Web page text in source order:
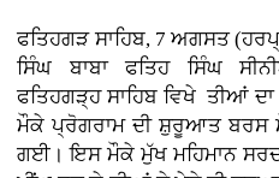
ਫਤਿਹਗੜ ਸਾਹਿਬ, 7 ਅਗਸਤ
ਸਿੰਘ ਬਾਬਾ ਫਤਿਹ ਸਿੰਘ
ਫਤਿਹਗੜ੍ਹ ਸਾਹਿਬ ਵਿਖੇ ਤੀਆਂ
ਮੌਕੇ ਪ੍ਰੋਗਰਾਮ ਦੀ ਸ਼ੁਰੂਆਤ ਬਰਸ
ਗਈ। ਇਸ ਮੌਕੇ ਮੁੱਖ ਮਹਿਮਾਨ